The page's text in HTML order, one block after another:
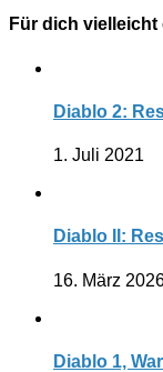
Für dich
Diablo 2:
1. Juli 2021
Diablo II:
16. März
Diablo 1,